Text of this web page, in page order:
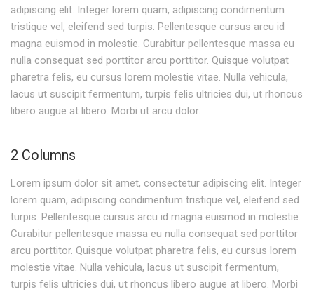
adipiscing elit. Integer lorem quam, adipiscing condimentum
tristique vel, eleifend sed turpis. Pellentesque cursus arcu id
magna euismod in molestie. Curabitur pellentesque massa eu
nulla consequat sed porttitor arcu porttitor. Quisque volutpat
pharetra felis, eu cursus lorem molestie vitae. Nulla vehicula,
lacus ut suscipit fermentum, turpis felis ultricies dui, ut rhoncus
libero augue at libero. Morbi ut arcu dolor.
2 Columns
Lorem ipsum dolor sit amet, consectetur adipiscing elit. Integer
lorem quam, adipiscing condimentum tristique vel, eleifend sed
turpis. Pellentesque cursus arcu id magna euismod in molestie.
Curabitur pellentesque massa eu nulla consequat sed porttitor
arcu porttitor. Quisque volutpat pharetra felis, eu cursus lorem
molestie vitae. Nulla vehicula, lacus ut suscipit fermentum,
turpis felis ultricies dui, ut rhoncus libero augue at libero. Morbi